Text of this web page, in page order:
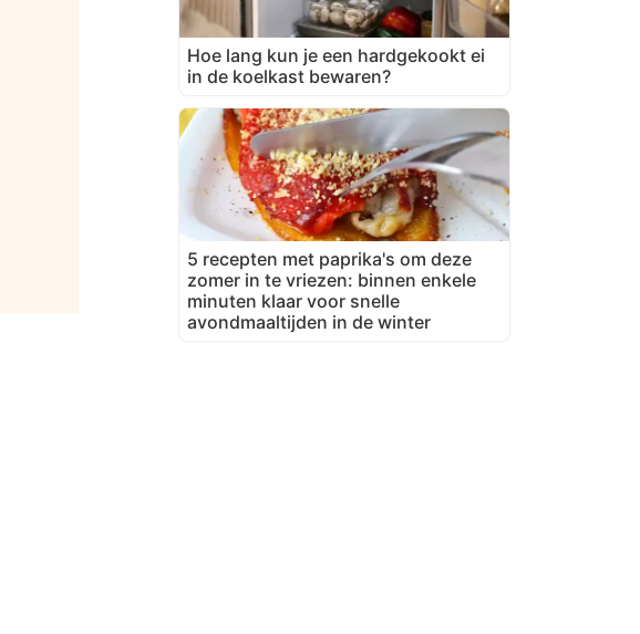
Hoe lang kun je een hardgekookt ei
in de koelkast bewaren?
5 recepten met paprika's om deze
zomer in te vriezen: binnen enkele
minuten klaar voor snelle
avondmaaltijden in de winter